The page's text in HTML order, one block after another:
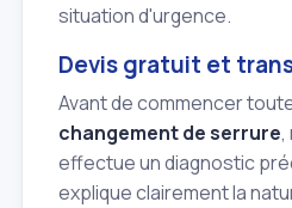
situation d'urgence.
Devis gratuit et
Avant de commencer
changement de serrure,
effectue un diagnostic
explique clairement la